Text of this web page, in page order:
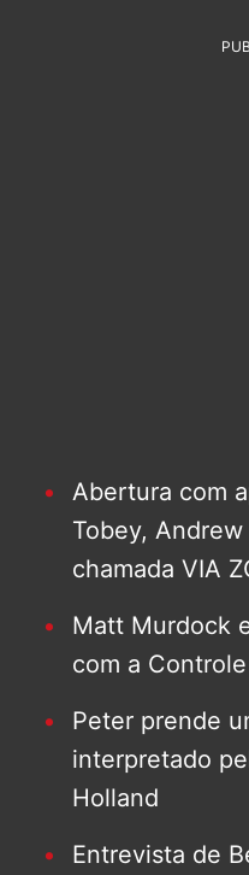
Abertura com
Tobey,
chamada VIA
Matt Murdock
com a
Peter prende
interpretado
Holland
Entrevista de